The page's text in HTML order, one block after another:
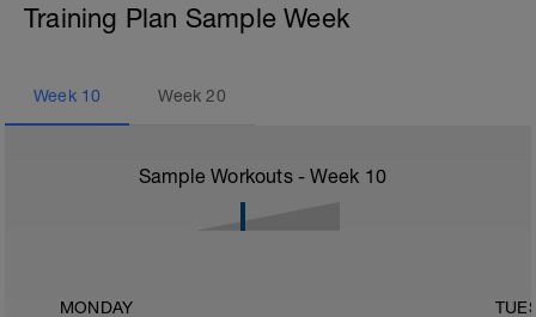
Training Plan Sample Week
Week 10 Week20
Sample Workouts - Week 10
MONDAY